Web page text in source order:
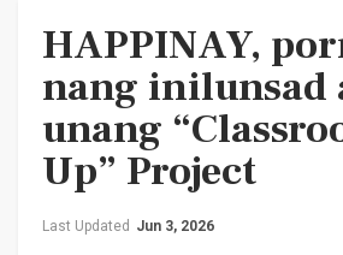
HAPPINAY,
nang inilunsad
unang
Up” Project
Last Updated Jun 3, 2026